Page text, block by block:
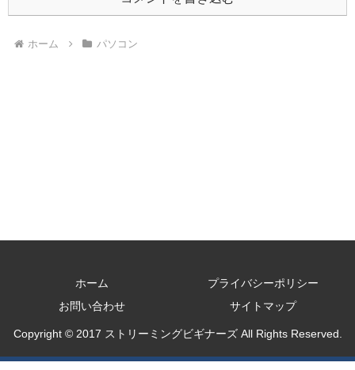
ホーム パソコン
ホーム
プライバシーポリシー
お問い合わせ
サイトマップ
Copyright © 2017 ストリーミングビギナーズ All Rights Reserved.